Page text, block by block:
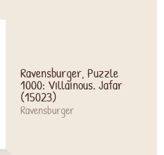
Ravensburger, Puzzle
1000: Villainous. Jafar
(15023)
Ravensburger